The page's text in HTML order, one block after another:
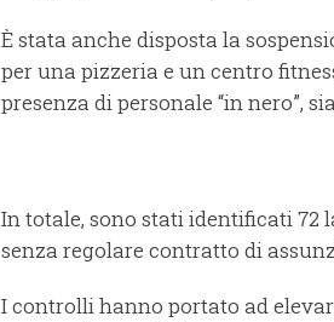
È stata anche disposta la
per una pizzeria e un centro
presenza di personale “in nero”,
In totale, sono stati identificati 72
senza regolare contratto di
I controlli hanno portato ad